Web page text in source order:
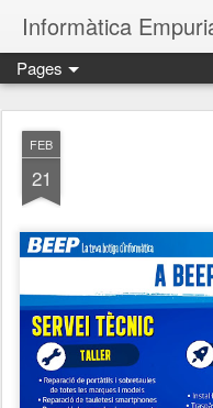
Informàtica
Pages
FEB
21